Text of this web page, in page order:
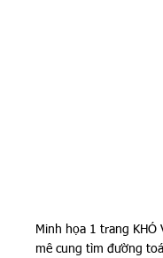
Minh họa 1 trang KHÓ
mê cung tìm đường